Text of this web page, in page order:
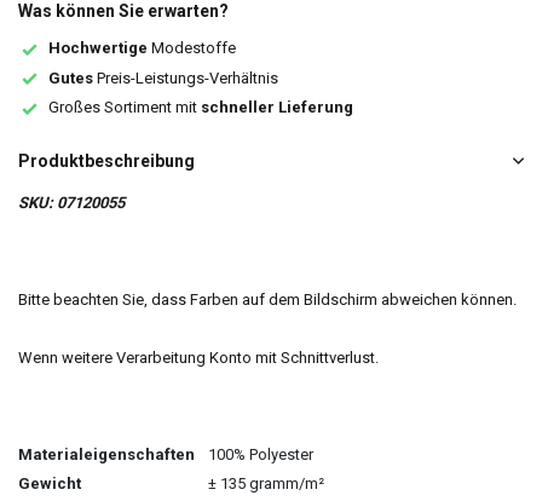
Was können Sie erwarten?
Hochwertige Modestoffe
Gutes Preis-Leistungs-Verhältnis
Großes Sortiment mit schneller Lieferung
Produktbeschreibung
SKU: 07120055
Bitte beachten Sie, dass Farben auf dem Bildschirm abweichen können.
Wenn weitere Verarbeitung Konto mit Schnittverlust.
Materialeigenschaften
100% Polyester
Gewicht
± 135 gramm/m²